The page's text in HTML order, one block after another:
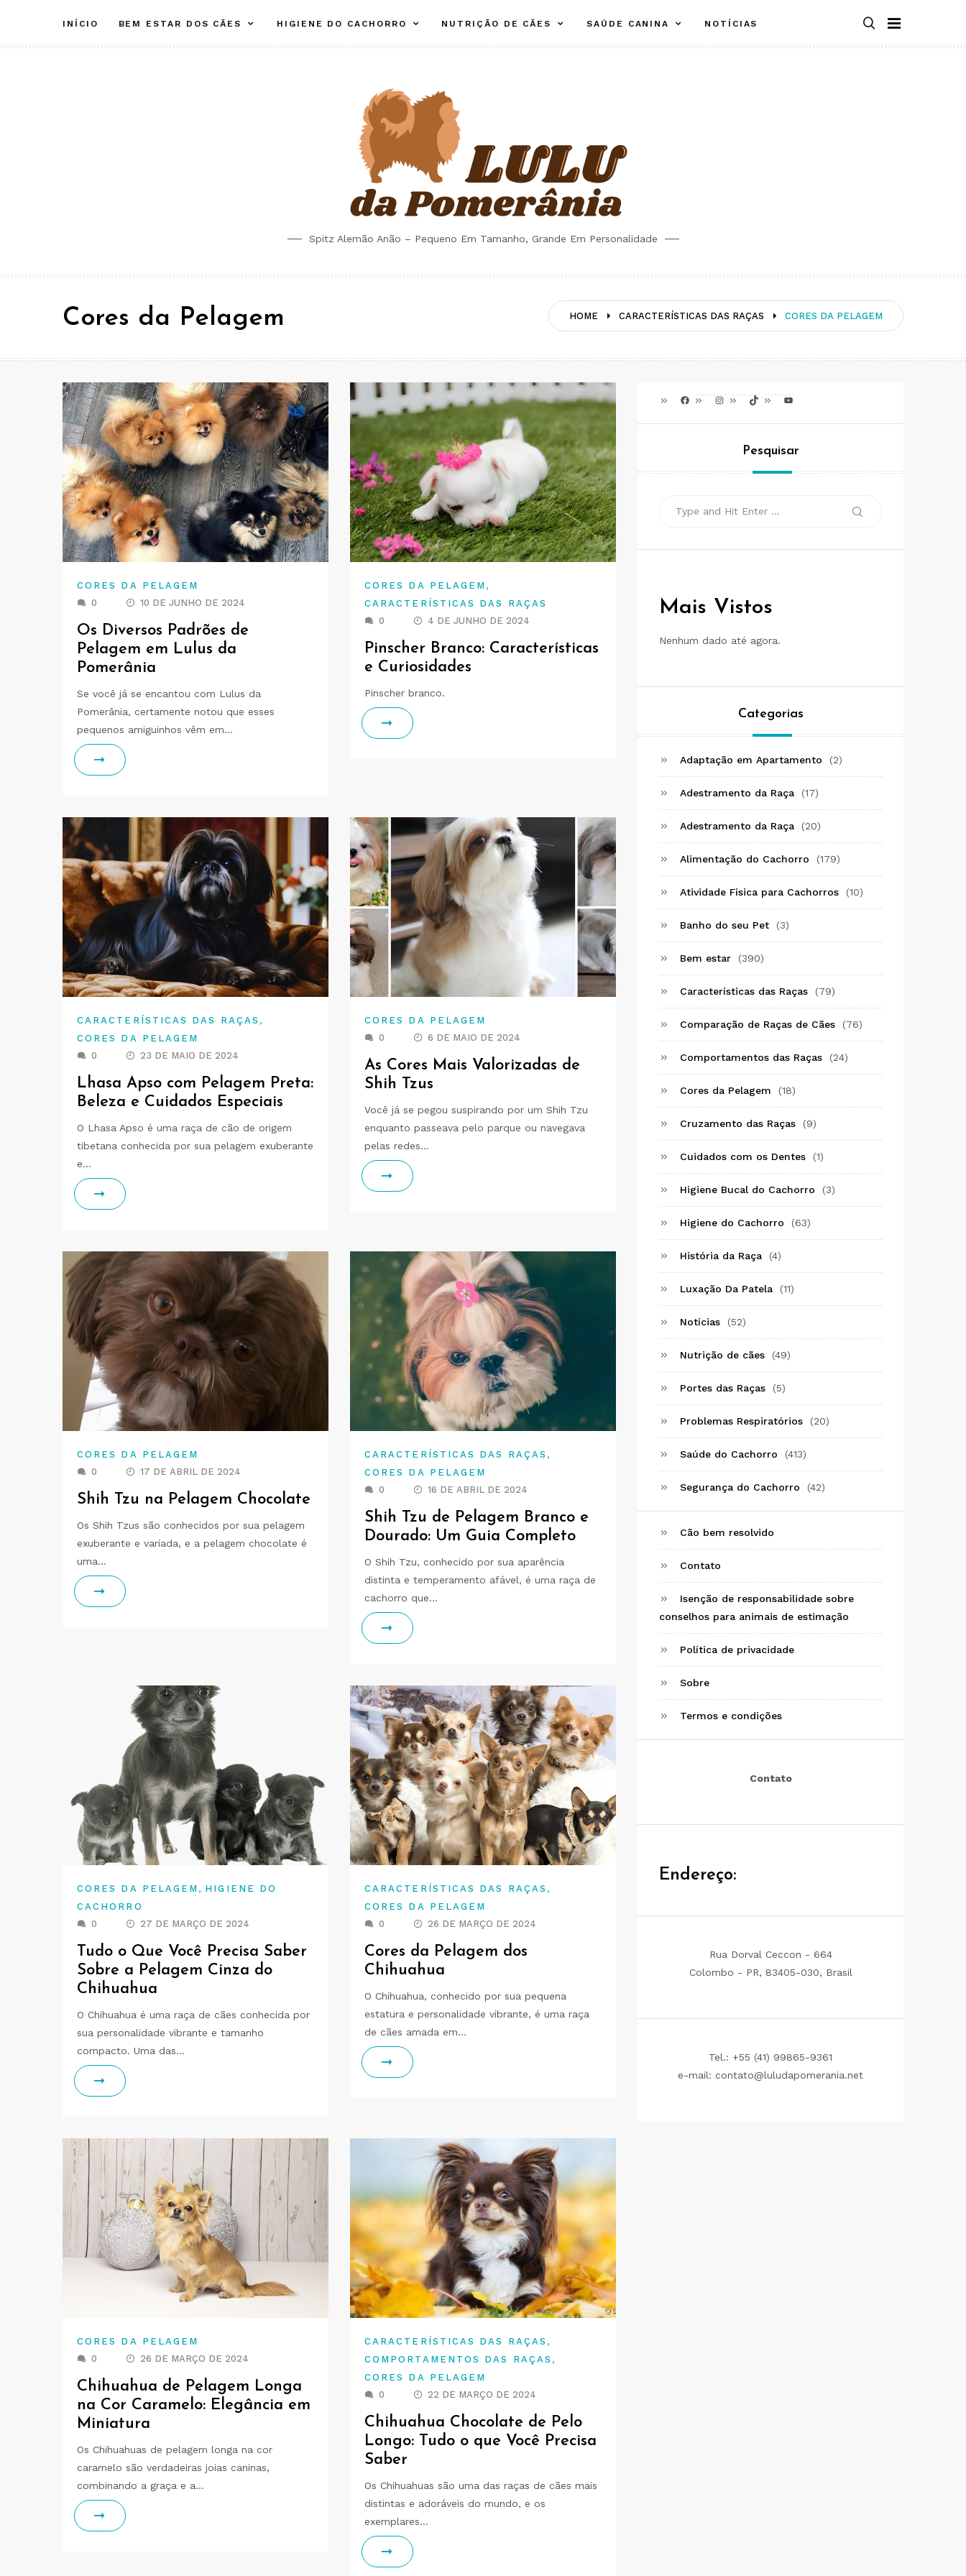
content
INÍCIO BEM ESTAR DOS CÃES HIGIENE DO CACHORRO NUTRIÇÃO DE CÃES SAÚDE CANINA NOTÍCIAS
Spitz Alemão Anão – Pequeno Em Tamanho, Grande Em Personalidade
HOME CARACTERÍSTICAS DAS RAÇAS CORES DA PELAGEM
Cores da Pelagem
CORES DA PELAGEM
0
10 DE JUNHO DE 2024
Os Diversos Padrões de
Pelagem em Lulus da
Pomerânia
Se você já se encantou com Lulus da
Pomerânia, certamente notou que esses
pequenos amiguinhos vêm em…
CORES DA PELAGEM ,
CARACTERÍSTICAS DAS RAÇAS
0
4 DE JUNHO DE 2024
Pinscher Branco: Características
e Curiosidades
Pinscher branco.
CARACTERÍSTICAS DAS RAÇAS ,
CORES DA PELAGEM
0
23 DE MAIO DE 2024
Lhasa Apso com Pelagem Preta:
Beleza e Cuidados Especiais
O Lhasa Apso é uma raça de cão de origem
tibetana conhecida por sua pelagem exuberante
e…
CORES DA PELAGEM
0
6 DE MAIO DE 2024
As Cores Mais Valorizadas de
Shih Tzus
Você já se pegou suspirando por um Shih Tzu
enquanto passeava pelo parque ou navegava
pelas redes…
CORES DA PELAGEM
0
17 DE ABRIL DE 2024
Shih Tzu na Pelagem Chocolate
Os Shih Tzus são conhecidos por sua pelagem
exuberante e variada, e a pelagem chocolate é
uma…
CARACTERÍSTICAS DAS RAÇAS ,
CORES DA PELAGEM
0
16 DE ABRIL DE 2024
Shih Tzu de Pelagem Branco e
Dourado: Um Guia Completo
O Shih Tzu, conhecido por sua aparência
distinta e temperamento afável, é uma raça de
cachorro que…
CORES DA PELAGEM , HIGIENE DO
CACHORRO
0
27 DE MARÇO DE 2024
Tudo o Que Você Precisa Saber
Sobre a Pelagem Cinza do
Chihuahua
O Chihuahua é uma raça de cães conhecida por
sua personalidade vibrante e tamanho
compacto. Uma das…
CARACTERÍSTICAS DAS RAÇAS ,
CORES DA PELAGEM
0
26 DE MARÇO DE 2024
Cores da Pelagem dos
Chihuahua
O Chihuahua, conhecido por sua pequena
estatura e personalidade vibrante, é uma raça
de cães amada em…
CORES DA PELAGEM
0
26 DE MARÇO DE 2024
Chihuahua de Pelagem Longa
na Cor Caramelo: Elegância em
Miniatura
Os Chihuahuas de pelagem longa na cor
caramelo são verdadeiras joias caninas,
combinando a graça e a…
CARACTERÍSTICAS DAS RAÇAS ,
COMPORTAMENTOS DAS RAÇAS ,
CORES DA PELAGEM
0
22 DE MARÇO DE 2024
Chihuahua Chocolate de Pelo
Longo: Tudo o que Você Precisa
Saber
Os Chihuahuas são uma das raças de cães mais
distintas e adoráveis do mundo, e os
exemplares…
FacebookInstagramTikTok Youtube
Pesquisar
Search
Mais Vistos
Nenhum dado até agora.
Categorias
Adaptação em Apartamento (2)
Adestramento da Raça (17)
Adestramento da Raça (20)
Alimentação do Cachorro (179)
Atividade Física para Cachorros (10)
Banho do seu Pet (3)
Bem estar (390)
Características das Raças (79)
Comparação de Raças de Cães (76)
Comportamentos das Raças (24)
Cores da Pelagem (18)
Cruzamento das Raças (9)
Cuidados com os Dentes (1)
Higiene Bucal do Cachorro (3)
Higiene do Cachorro (63)
História da Raça (4)
Luxação Da Patela (11)
Notícias (52)
Nutrição de cães (49)
Portes das Raças (5)
Problemas Respiratórios (20)
Saúde do Cachorro (413)
Segurança do Cachorro (42)
Cão bem resolvido
Contato
Isenção de responsabilidade sobre
conselhos para animais de estimação
Política de privacidade
Sobre
Termos e condições
Contato
Endereço:
Rua Dorval Ceccon - 664
Colombo - PR, 83405-030, Brasil
Tel.: +55 (41) 99865-9361
e-mail: contato@luludapomerania.net